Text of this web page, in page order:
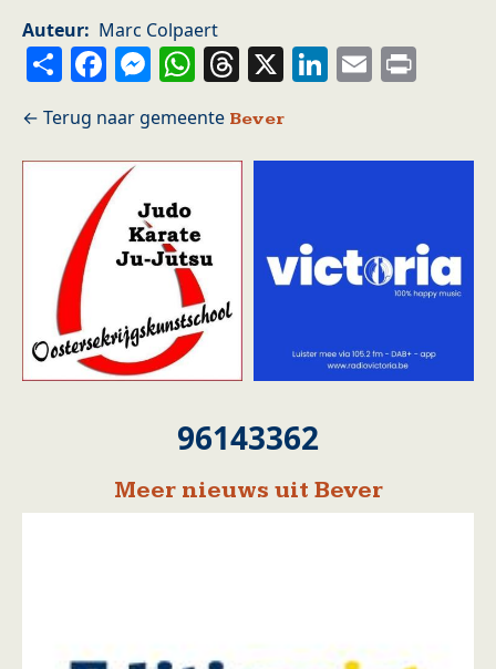
Auteur
Marc Colpaert
ShareFacebook
Messenger
WhatsApp
Threads
X LinkedIn
Email
Bever
96143362
Meer nieuws uit Bever